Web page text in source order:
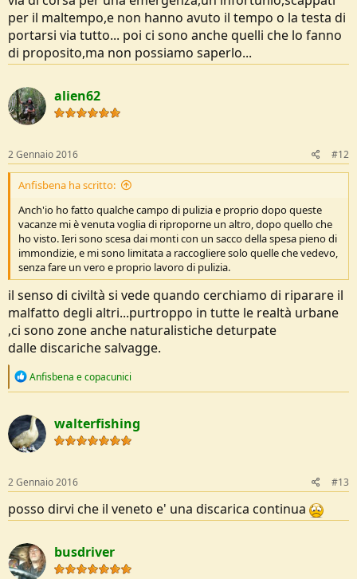
per il maltempo,e non hanno avuto il tempo o la testa di
portarsi via tutto... poi ci sono anche quelli che lo fanno
di proposito,ma non possiamo saperlo...
alien62
2 Gennaio 2016 #12
Anfisbena ha scritto:
Anch'io ho fatto qualche campo di pulizia e proprio dopo queste
vacanze mi è venuta voglia di riproporne un altro, dopo quello che
ho visto. Ieri sono scesa dai monti con un sacco della spesa pieno di
immondizie, e mi sono limitata a raccogliere solo quelle che vedevo,
senza fare un vero e proprio lavoro di pulizia.
il senso di civiltà si vede quando cerchiamo di riparare il
malfatto degli altri...purtroppo in tutte le realtà urbane
,ci sono zone anche naturalistiche deturpate
dalle discariche salvagge.
R
c
t
i
o
s
:
Anfisbena ecopacunici
walterfishing
2 Gennaio 2016 #13
posso dirvi che il veneto e' una discarica continua
busdriver